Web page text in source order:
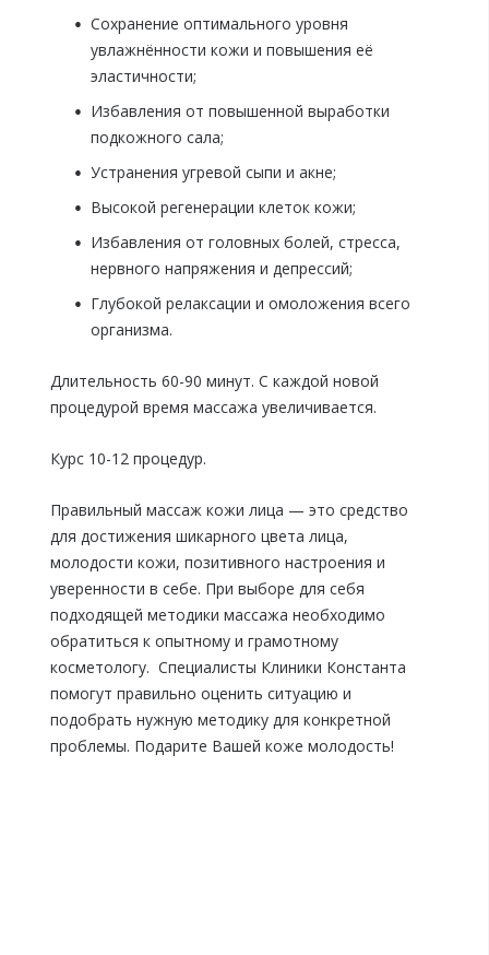
Сохранение оптимального уровня
увлажнённости кожи и повышения её
эластичности;
Избавления от повышенной выработки
подкожного сала;
Устранения угревой сыпи и акне;
Высокой регенерации клеток кожи;
Избавления от головных болей, стресса,
нервного напряжения и депрессий;
Глубокой релаксации и омоложения всего
организма.
Длительность 60-90 минут. С каждой новой
процедурой время массажа увеличивается.
Курс 10-12 процедур.
Правильный массаж кожи лица — это средство
для достижения шикарного цвета лица,
молодости кожи, позитивного настроения и
уверенности в себе. При выборе для себя
подходящей методики массажа необходимо
обратиться к опытному и грамотному
косметологу. Специалисты Клиники Константа
помогут правильно оценить ситуацию и
подобрать нужную методику для конкретной
проблемы. Подарите Вашей коже молодость!